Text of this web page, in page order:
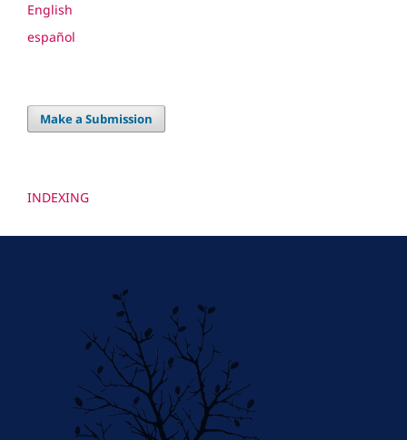
English
español
Make a Submission
INDEXING